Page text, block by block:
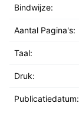
Bindwijze:
Aantal Pagina's:
Taal:
Druk:
Publicatiedatum: